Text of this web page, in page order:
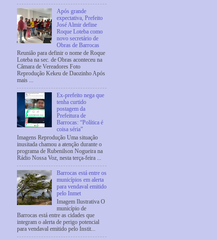
Após grande
expectativa, Prefeito
José Almir define
Roque Loteba como
novo secretário de
Obras de Barrocas
Reunião para definir o nome de Roque
Loteba na sec. de Obras aconteceu na
Câmara de Vereadores Foto
Reprodução Kekeu de Daozinho Após
mais ...
Ex-prefeito nega que
tenha curtido
postagem da
Prefeitura de
Barrocas: “Política é
coisa séria”
Imagens Reprodução Uma situação
inusitada chamou a atenção durante o
programa de Rubenilson Nogueira na
Rádio Nossa Voz, nesta terça-feira ...
Barrocas está entre os
municípios em alerta
para vendaval emitido
pelo Inmet
Imagem Ilustrativa O
município de
Barrocas está entre as cidades que
integram o alerta de perigo potencial
para vendaval emitido pelo Instit...